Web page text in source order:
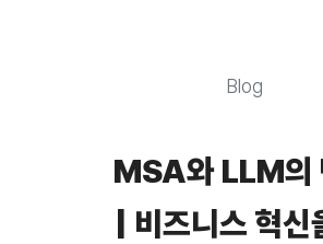
Blog
MSA와 LLM의
| 비즈니스 혁신